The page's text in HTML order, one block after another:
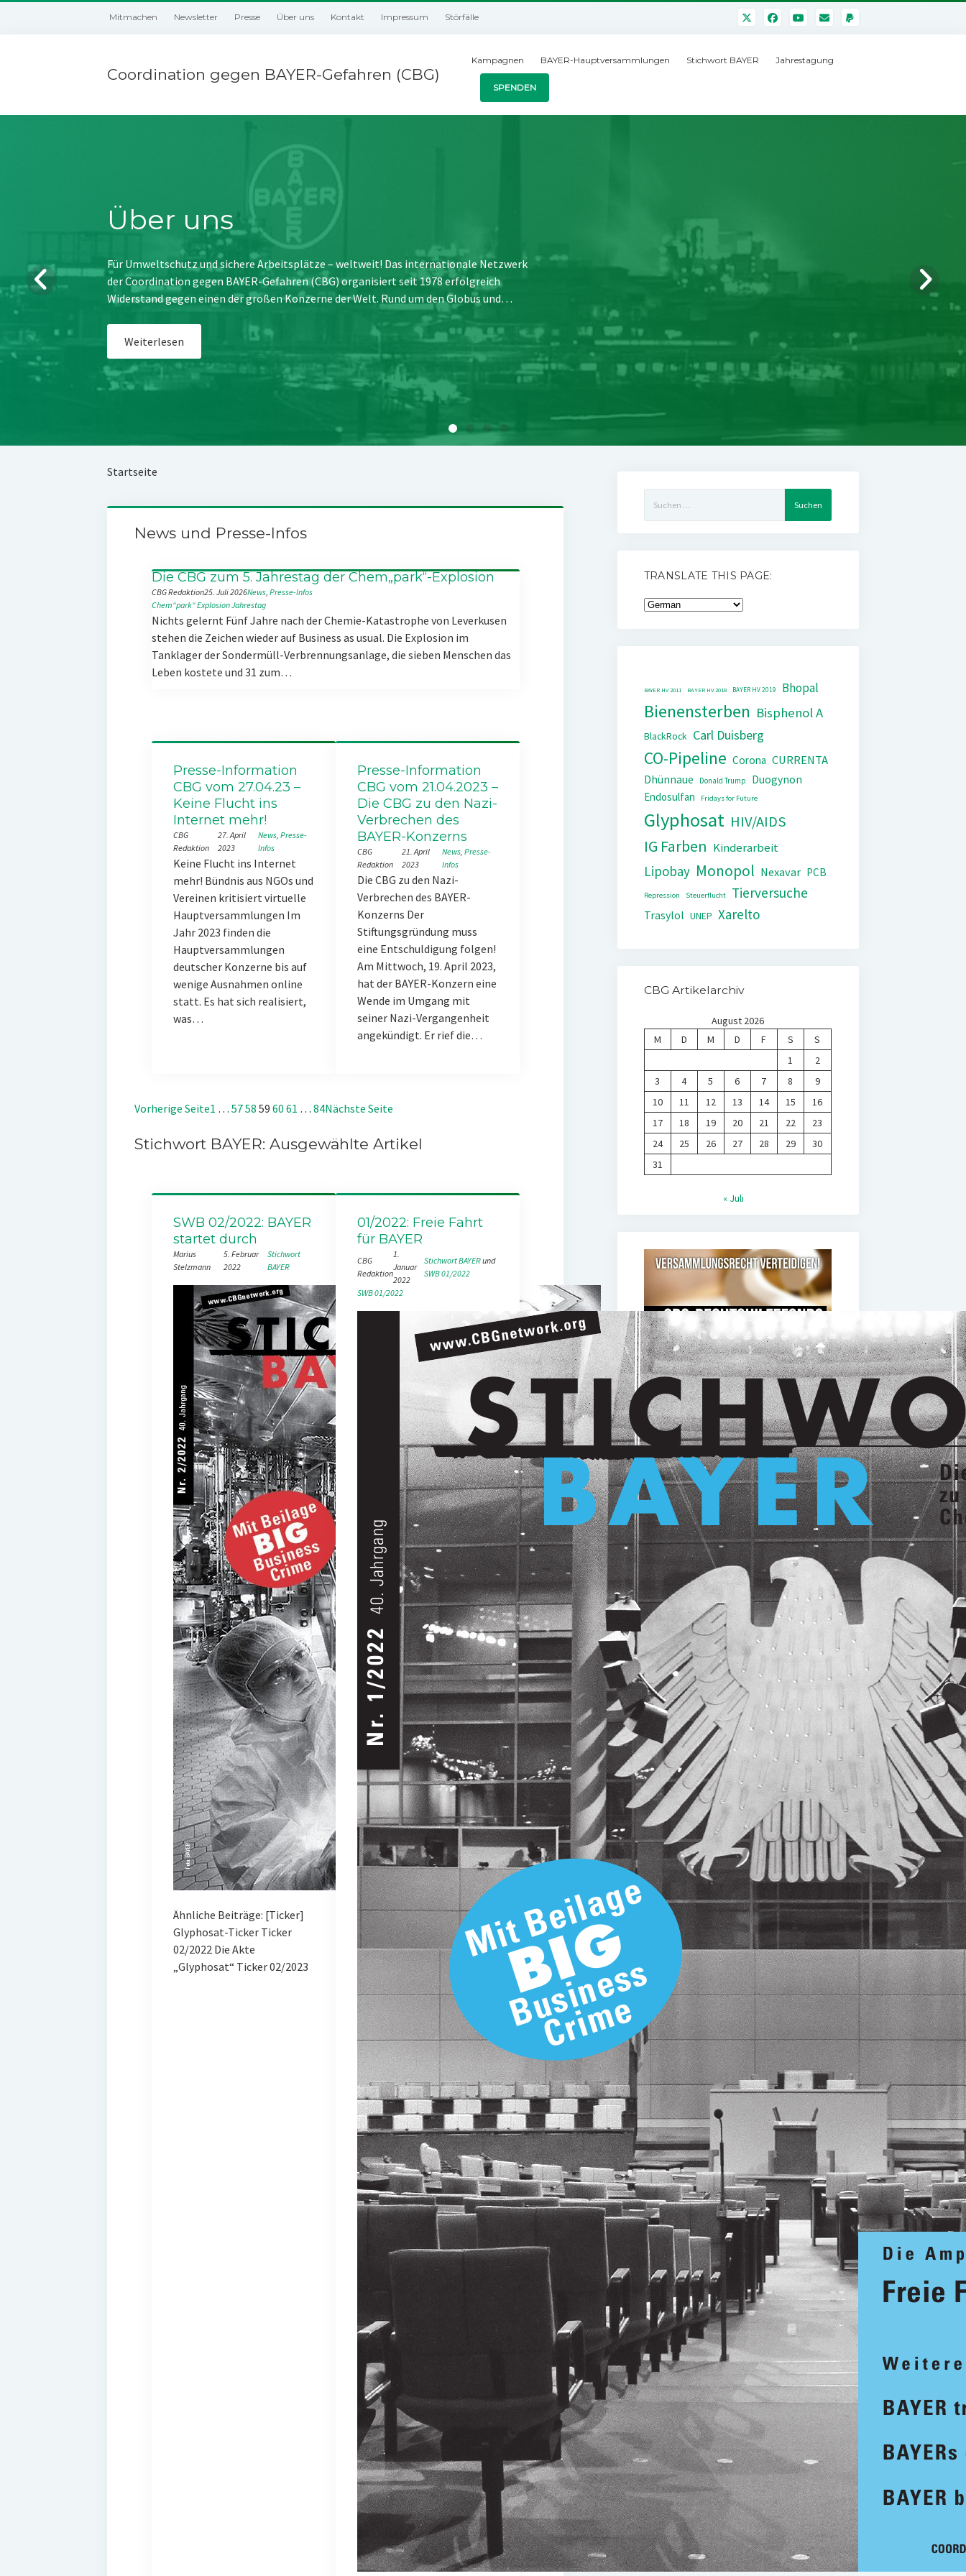
Mitmachen Newsletter Presse Über uns Kontakt Impressum Störfälle
Coordination gegen BAYER-Gefahren (CBG)
Kampagnen BAYER-Hauptversammlungen Stichwort BAYER Jahrestagung
SPENDEN
Über uns
Für Umweltschutz und sichere Arbeitsplätze – weltweit! Das internationale Netzwerk
der Coordination gegen BAYER-Gefahren (CBG) organisiert seit 1978 erfolgreich
Widerstand gegen einen der großen Konzerne der Welt. Rund um den Globus und…
Weiterlesen
Startseite
News und Presse-Infos
Die CBG zum 5. Jahrestag der Chem„park“-Explosion
CBG Redaktion25. Juli 2026News, Presse-Infos
Chem“park“ExplosionJahrestag
Nichts gelernt Fünf Jahre nach der Chemie-Katastrophe von Leverkusen
stehen die Zeichen wieder auf Business as usual. Die Explosion im
Tanklager der Sondermüll-Verbrennungsanlage, die sieben Menschen das
Leben kostete und 31 zum…
Presse-Information
CBG vom 27.04.23 –
Keine Flucht ins
Internet mehr!
CBG
Redaktion
27. April
2023
News, Presse-
Infos
Keine Flucht ins Internet
mehr! Bündnis aus NGOs und
Vereinen kritisiert virtuelle
Hauptversammlungen Im
Jahr 2023 finden die
Hauptversammlungen
deutscher Konzerne bis auf
wenige Ausnahmen online
statt. Es hat sich realisiert,
was…
Presse-Information
CBG vom 21.04.2023 –
Die CBG zu den Nazi-
Verbrechen des
BAYER-Konzerns
CBG
Redaktion
21. April
2023
News, Presse-
Infos
Die CBG zu den Nazi-
Verbrechen des BAYER-
Konzerns Der
Stiftungsgründung muss
eine Entschuldigung folgen!
Am Mittwoch, 19. April 2023,
hat der BAYER-Konzern eine
Wende im Umgang mit
seiner Nazi-Vergangenheit
angekündigt. Er rief die…
Vorherige Seite1 … 5758 59 60 61 … 84Nächste Seite
Stichwort BAYER: Ausgewählte Artikel
SWB 02/2022: BAYER
startet durch
Marius
Stelzmann
5. Februar
2022
Stichwort
BAYER
Ähnliche Beiträge: [Ticker]
Glyphosat-Ticker Ticker
02/2022 Die Akte
„Glyphosat“ Ticker 02/2023
01/2022: Freie Fahrt
für BAYER
CBG
Redaktion
1.
Januar
2022
Stichwort BAYER
und
SWB 01/2022
SWB 01/2022
nach:
TRANSLATE THIS PAGE:
BAYER HV 2011 BAYER HV 2018 BAYER HV 2019 Bhopal
Bienensterben Bisphenol A
BlackRock Carl Duisberg
CO-Pipeline Corona CURRENTA
Dhünnaue Donald Trump
Duogynon
Endosulfan
Fridays for Future
Glyphosat HIV/AIDS
IG Farben Kinderarbeit
Lipobay Monopol Nexavar PCB
Repression Steuerflucht Tierversuche
Trasylol UNEP Xarelto
CBG Artikelarchiv
August 2026
M
D M D F S
S
1
2
3
4 5 6 7 8
9
10
11 12 13 14 15
16
17
18 19 20 21 22
23
24
25 26 27 28 29
30
31
« Juli